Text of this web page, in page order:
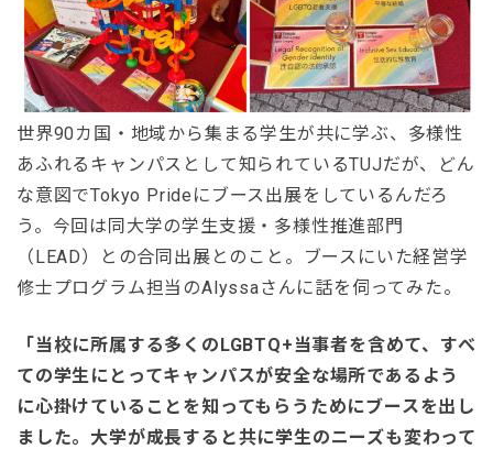
世界90カ国・地域から集まる学生が共に学ぶ、多様性
あふれるキャンパスとして知られているTUJだが、どん
な意図でTokyo Prideにブース出展をしているんだろ
う。今回は同大学の学生支援・多様性推進部門
（LEAD）との合同出展とのこと。ブースにいた経営学
修士プログラム担当のAlyssaさんに話を伺ってみた。
「当校に所属する多くのLGBTQ+当事者を含めて、すべ
ての学生にとってキャンパスが安全な場所であるよう
に心掛けていることを知ってもらうためにブースを出し
ました。大学が成長すると共に学生のニーズも変わって